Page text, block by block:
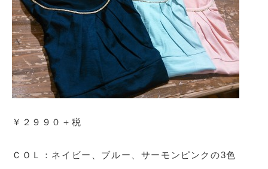
￥２９９０＋税
ＣＯＬ：ネイビー、ブルー、サーモンピンクの3色